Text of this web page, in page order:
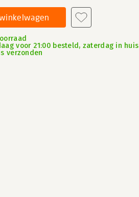
voor 21:00 besteld, zaterdag in huis
verzonden